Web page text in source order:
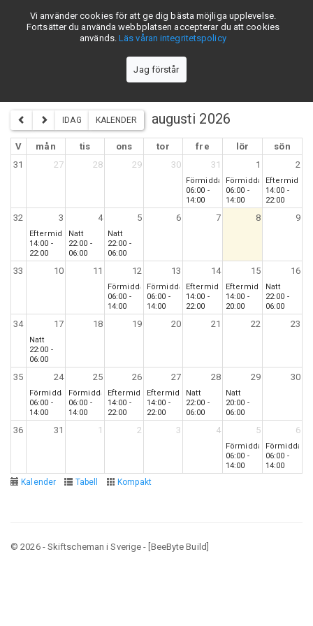
skiftschema.se
Stora Enso Kvarnsveden Pannhuset 3-skift - Lag 3
IDAG KALENDER augusti 2026
V mån tis ons tor fre lör
sön
31
27 28 29 30 31 1 2
Förmiddag
06:00 -
14:00
Förmiddag
06:00 -
14:00
Eftermiddag
14:00 -
22:00
32 3 4 5 6 7 8 9
Eftermiddag
14:00 -
22:00
Natt
22:00 -
06:00
Natt
22:00 -
06:00
33 10 11 12 13 14 15 16
Förmiddag
06:00 -
14:00
Förmiddag
06:00 -
14:00
Eftermiddag
14:00 -
22:00
Eftermiddag
14:00 -
20:00
Natt
22:00 -
06:00
34 17 18 19 20 21 22 23
Natt
22:00 -
06:00
35 24 25 26 27 28 29 30
Förmiddag
06:00 -
14:00
Förmiddag
06:00 -
14:00
Eftermiddag
14:00 -
22:00
Eftermiddag
14:00 -
22:00
Natt
22:00 -
06:00
Natt
20:00 -
06:00
36 31 1 2 3 4 5 6
Förmiddag
06:00 -
14:00
Förmiddag
06:00 -
14:00
Kalender Tabell Kompakt
© 2026 - Skiftscheman i Sverige - [BeeByte Build]
Vi använder cookies för att ge dig bästa möjliga upplevelse.
Fortsätter du använda webbplatsen accepterar du att cookies
används.Läs våran integritetspolicy
Jag förstår